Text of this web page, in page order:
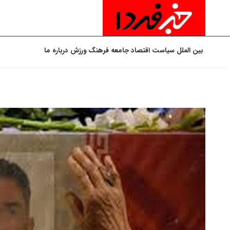
بین الملل سیاست اقتصادجامعه فرهنگورزش درباره ما